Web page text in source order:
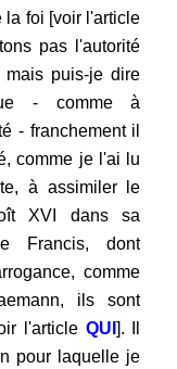
la foi [voir l'article
pas l'autorité
mais puis-je dire
- comme à
- franchement il
comme je l'ai lu
à assimiler le
XVI dans sa
Francis, dont
comme
ils sont
l'article QUI ]. Il
pour laquelle je